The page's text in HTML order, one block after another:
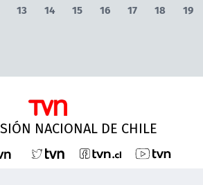
13 14 15 16 17 18 19
NACIONAL DE CHILE